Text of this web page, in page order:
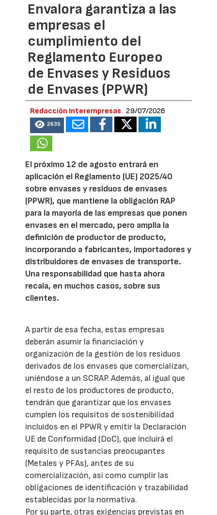
Envalora garantiza a las
empresas el
cumplimiento del
Reglamento Europeo
de Envases y Residuos
de Envases (PPWR)
Redacción Interempresas 29/07/2026
2635
El próximo 12 de agosto entrará en
aplicación el Reglamento (UE) 2025/40
sobre envases y residuos de envases
(PPWR), que mantiene la obligación RAP
para la mayoría de las empresas que ponen
envases en el mercado, pero amplía la
definición de productor de producto,
incorporando a fabricantes, importadores y
distribuidores de envases de transporte.
Una responsabilidad que hasta ahora
recaía, en muchos casos, sobre sus
clientes.
A partir de esa fecha, estas empresas
deberán asumir la financiación y
organización de la gestión de los residuos
derivados de los envases que comercializan,
uniéndose a un SCRAP. Además, al igual que
el resto de los productores de producto,
tendrán que garantizar que los envases
cumplen los requisitos de sostenibilidad
incluidos en el PPWR y emitir la Declaración
UE de Conformidad (DoC), que incluirá el
requisito de sustancias preocupantes
(Metales y PFAs), antes de su
comercialización, así como cumplir las
obligaciones de identificación y trazabilidad
establecidas por la normativa.
Por su parte, otras exigencias previstas en